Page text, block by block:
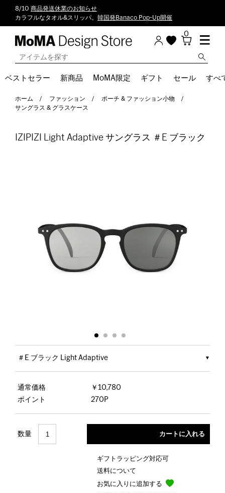
8/10 商品発送休業のお知らせ
カラフルなタオル&スリッパ。 韓国発Banaco Pop-Up開催
0
ベストセラー 新商品 MoMA限定 ギフト セール すべ
ホーム ファッション
ポーチ & ファッション小物
サングラス & グラスケース
IZIPIZI Light Adaptive サングラス ＃E ブラック
＃E ブラック Light Adaptive
通常価格
￥10,780
ポイント
270P
数量
ギフトラッピング対応可
送料について
お気に入りに追加する